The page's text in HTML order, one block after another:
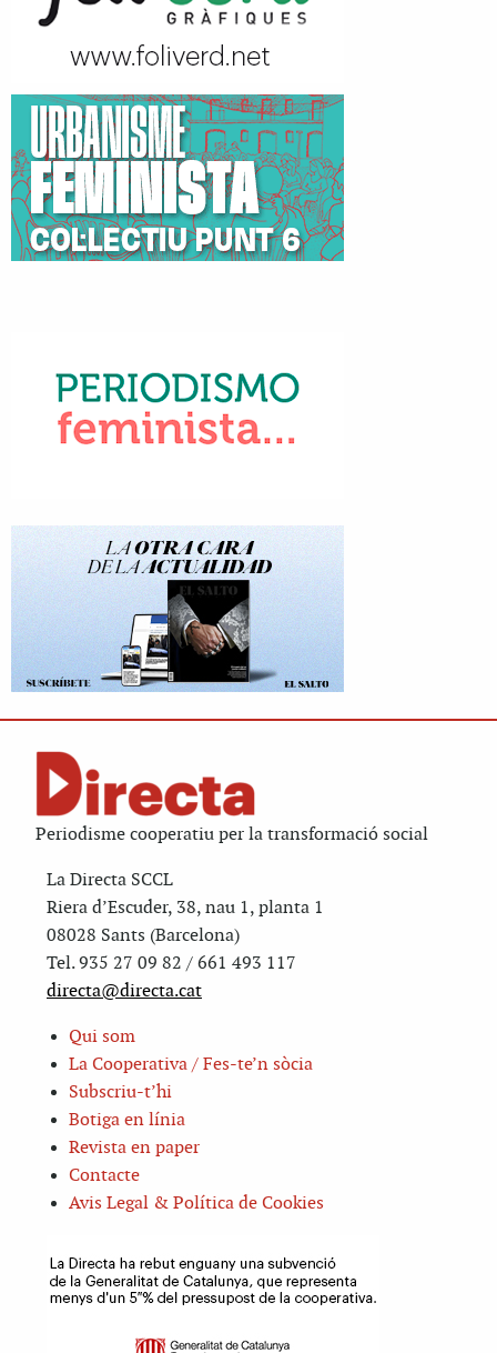
Periodisme cooperatiu per la transformació social
La Directa SCCL
Riera d’Escuder, 38, nau 1, planta 1
08028 Sants (Barcelona)
Tel. 935 27 09 82 / 661 493 117
directa@directa.cat
Qui som
La Cooperativa / Fes-te’n sòcia
Subscriu-t’hi
Botiga en línia
Revista en paper
Contacte
Avis Legal & Política de Cookies